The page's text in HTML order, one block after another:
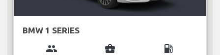
BMW 1 SERIES
group business_center local_gas_station